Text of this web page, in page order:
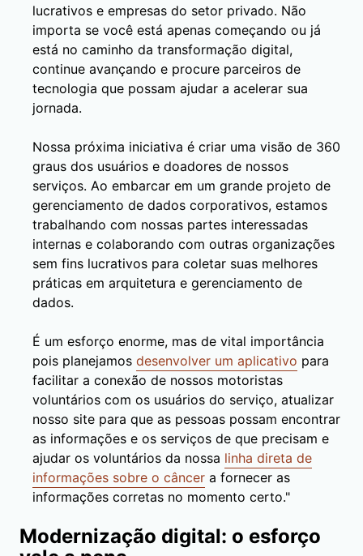
lucrativos e empresas do setor privado. Não
importa se você está apenas começando ou já
está no caminho da transformação digital,
continue avançando e procure parceiros de
tecnologia que possam ajudar a acelerar sua
jornada.
Nossa próxima iniciativa é criar uma visão de 360
graus dos usuários e doadores de nossos
serviços. Ao embarcar em um grande projeto de
gerenciamento de dados corporativos, estamos
trabalhando com nossas partes interessadas
internas e colaborando com outras organizações
sem fins lucrativos para coletar suas melhores
práticas em arquitetura e gerenciamento de
dados.
É um esforço enorme, mas de vital importância
pois planejamos desenvolver um aplicativo para
facilitar a conexão de nossos motoristas
voluntários com os usuários do serviço, atualizar
nosso site para que as pessoas possam encontrar
as informações e os serviços de que precisam e
ajudar os voluntários da nossa linha direta de
informações sobre o câncer a fornecer as
informações corretas no momento certo."
Modernização digital: o esforço